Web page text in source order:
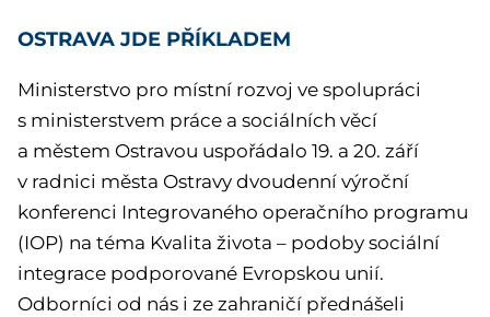
OSTRAVA JDE PŘÍKLADEM
Ministerstvo pro místní rozvoj ve spolupráci
s ministerstvem práce a sociálních věcí
a městem Ostravou uspořádalo 19. a 20. září
v radnici města Ostravy dvoudenní výroční
konferenci Integrovaného operačního programu
(IOP) na téma Kvalita života – podoby sociální
integrace podporované Evropskou unií.
Odborníci od nás i ze zahraničí přednášeli